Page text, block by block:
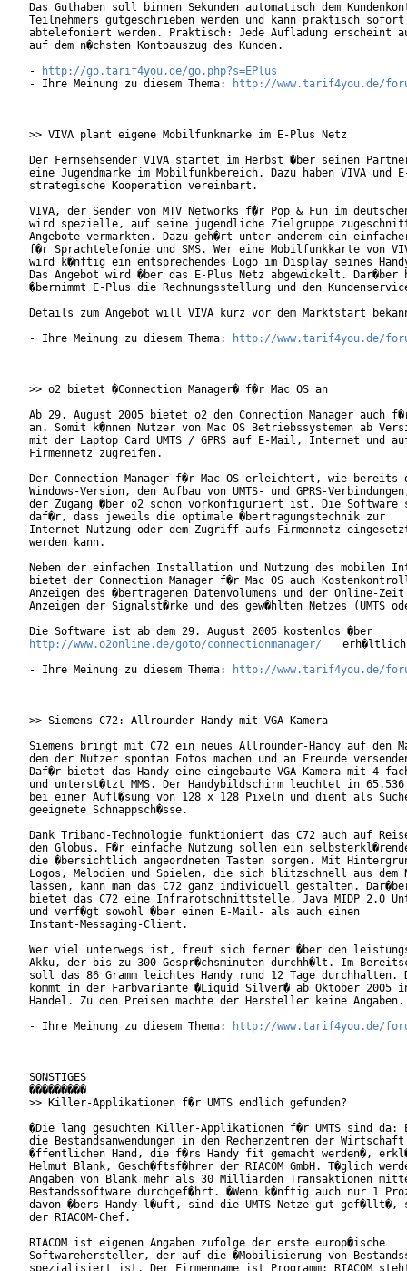
Das Guthaben soll binnen Sekunden automatisch dem
Teilnehmers gutgeschrieben werden und kann praktisch sofort
abtelefoniert werden. Praktisch: Jede Aufladung erscheint
auf dem n�chsten Kontoauszug des Kunden.
-
http://go.tarif4you.de/go.php?s=EPlus
- Ihre Meinung zu diesem Thema:
http://www.tarif4you.de/
>> VIVA plant eigene Mobilfunkmarke im E-Plus Netz
Der Fernsehsender VIVA startet im Herbst �ber seinen
eine Jugendmarke im Mobilfunkbereich. Dazu haben VIVA und
strategische Kooperation vereinbart.
VIVA, der Sender von MTV Networks f�r Pop & Fun im
wird spezielle, auf seine jugendliche Zielgruppe
Angebote vermarkten. Dazu geh�rt unter anderem ein
f�r Sprachtelefonie und SMS. Wer eine Mobilfunkkarte von
wird k�nftig ein entsprechendes Logo im Display seines
Das Angebot wird �ber das E-Plus Netz abgewickelt. Dar�ber
�bernimmt E-Plus die Rechnungsstellung und den
Details zum Angebot will VIVA kurz vor dem Marktstart
- Ihre Meinung zu diesem Thema:
http://www.tarif4you.de/
>> o2 bietet �Connection Manager� f�r Mac OS an
Ab 29. August 2005 bietet o2 den Connection Manager auch f�r
an. Somit k�nnen Nutzer von Mac OS Betriebssystemen ab
mit der Laptop Card UMTS / GPRS auf E-Mail, Internet und
Firmennetz zugreifen.
Der Connection Manager f�r Mac OS erleichtert, wie bereits
Windows-Version, den Aufbau von UMTS- und GPRS-
der Zugang �ber o2 schon vorkonfiguriert ist. Die Software
daf�r, dass jeweils die optimale �bertragungstechnik zur
Internet-Nutzung oder dem Zugriff aufs Firmennetz
werden kann.
Neben der einfachen Installation und Nutzung des mobilen
bietet der Connection Manager f�r Mac OS auch
Anzeigen des �bertragenen Datenvolumens und der Online-
Anzeigen der Signalst�rke und des gew�hlten Netzes (UMTS
http://www.o2online.de/goto/connectionmanager/
- Ihre Meinung zu diesem Thema:
http://www.tarif4you.de/
>> Siemens C72: Allrounder-Handy mit VGA-Kamera
Siemens bringt mit C72 ein neues Allrounder-Handy auf den
dem der Nutzer spontan Fotos machen und an Freunde
Daf�r bietet das Handy eine eingebaute VGA-Kamera mit 4-
und unterst�tzt MMS. Der Handybildschirm leuchtet in 65.536
bei einer Aufl�sung von 128 x 128 Pixeln und dient als
geeignete Schnappsch�sse.
Dank Triband-Technologie funktioniert das C72 auch auf
den Globus. F�r einfache Nutzung sollen ein
die �bersichtlich angeordneten Tasten sorgen. Mit
Logos, Melodien und Spielen, die sich blitzschnell aus dem
lassen, kann man das C72 ganz individuell gestalten.
bietet das C72 eine Infrarotschnittstelle, Java MIDP 2.0
und verf�gt sowohl �ber einen E-Mail- als auch einen
Instant-Messaging-Client.
Wer viel unterwegs ist, freut sich ferner �ber den
Akku, der bis zu 300 Gespr�chsminuten durchh�lt. Im
soll das 86 Gramm leichtes Handy rund 12 Tage durchhalten.
kommt in der Farbvariante �Liquid Silver� ab Oktober 2005
Handel. Zu den Preisen machte der Hersteller keine Angaben.
- Ihre Meinung zu diesem Thema:
http://www.tarif4you.de/
SONSTIGES
���������
>> Killer-Applikationen f�r UMTS endlich gefunden?
�Die lang gesuchten Killer-Applikationen f�r UMTS sind da:
die Bestandsanwendungen in den Rechenzentren der
�ffentlichen Hand, die f�rs Handy fit gemacht werden�,
Helmut Blank, Gesch�ftsf�hrer der RIACOM GmbH. T�glich
Angaben von Blank mehr als 30 Milliarden Transaktionen
Bestandssoftware durchgef�hrt. �Wenn k�nftig auch nur 1
davon �bers Handy l�uft, sind die UMTS-Netze gut gef�llt�,
der RIACOM-Chef.
RIACOM ist eigenen Angaben zufolge der erste europ�ische
Softwarehersteller, der auf die �Mobilisierung von
spezialisiert ist. Der Firmenname ist Programm: RIACOM